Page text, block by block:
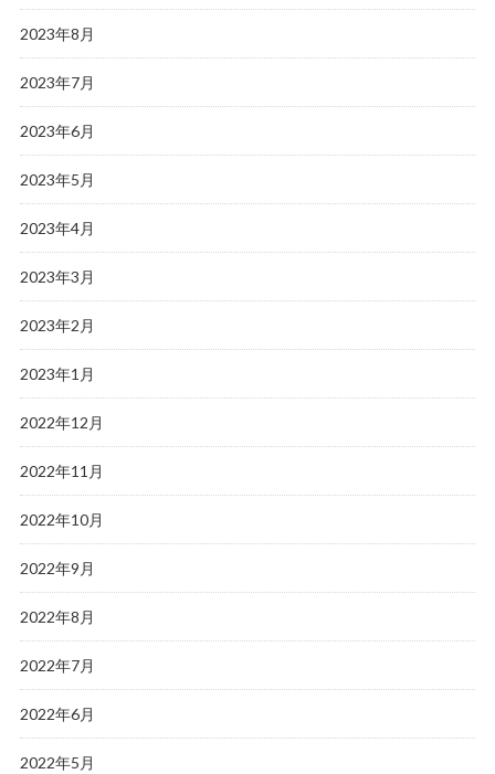
2023年8月
2023年7月
2023年6月
2023年5月
2023年4月
2023年3月
2023年2月
2023年1月
2022年12月
2022年11月
2022年10月
2022年9月
2022年8月
2022年7月
2022年6月
2022年5月